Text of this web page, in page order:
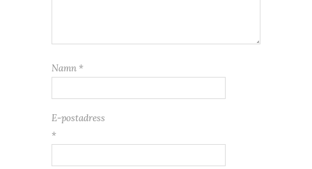
Namn *
E-postadress
*